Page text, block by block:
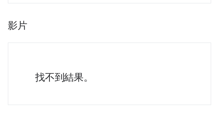
影片
找不到結果。